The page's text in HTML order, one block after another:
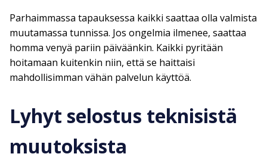
Parhaimmassa tapauksessa kaikki saattaa olla valmista
muutamassa tunnissa. Jos ongelmia ilmenee, saattaa
homma venyä pariin päiväänkin. Kaikki pyritään
hoitamaan kuitenkin niin, että se haittaisi
mahdollisimman vähän palvelun käyttöä.
Lyhyt selostus teknisistä
muutoksista